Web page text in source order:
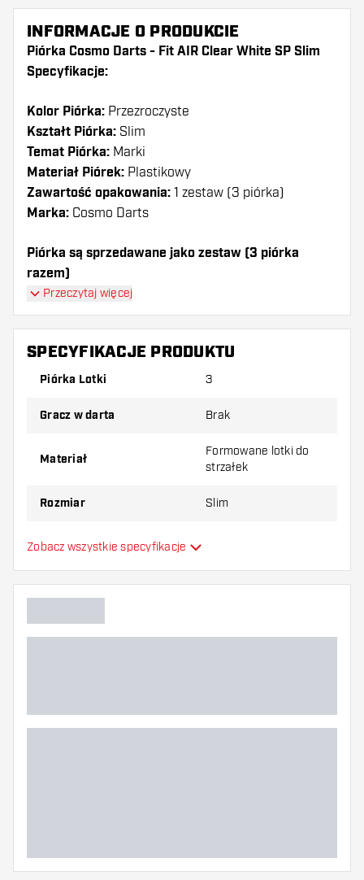
INFORMACJE O PRODUKCIE
Piórka Cosmo Darts - Fit AIR Clear White SP Slim
Specyfikacje:
Kolor Piórka: Przezroczyste
Kształt Piórka: Slim
Temat Piórka: Marki
Materiał Piórek: Plastikowy
Zawartość opakowania: 1 zestaw (3 piórka)
Marka: Cosmo Darts
Piórka są sprzedawane jako zestaw (3 piórka
razem)
Piórka Cosmo Darts - Fit AIR Clear White SP Slim
mają długą żywotność. Te piórka mogą być używane
tylko z shafty Cosmo Fit.
Dartshopper tip!
Upewnij się, że masz pod ręką dużo piórek i
złamane w wyniku użytkowania.
piórek, aby dowiedzieć się, który wariant
Przeczytaj więcej
SPECYFIKACJE PRODUKTU
Piórka Lotki 3
Gracz w darta Brak
Materiał
Formowane lotki do
strzałek
Rozmiar Slim
Typ
Główny kolor
Zobacz wszystkie specyfikacje